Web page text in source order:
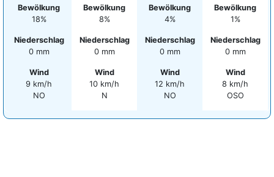
Bewölkung
18%
Niederschlag
0 mm
Wind
9 km/h
NO
Bewölkung
8%
Niederschlag
0 mm
Wind
10 km/h
N
Bewölkung
4%
Niederschlag
0 mm
Wind
12 km/h
NO
Bewölkung
1%
Niederschlag
0 mm
Wind
8 km/h
OSO